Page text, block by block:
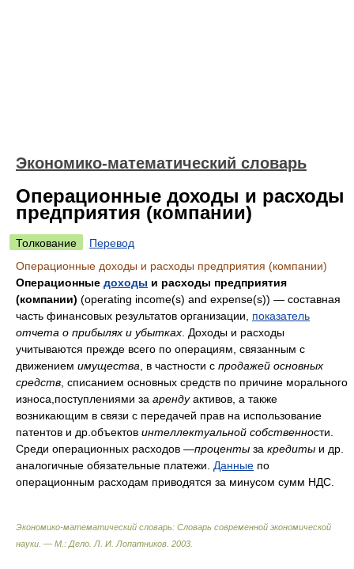
Экономико-математический словарь
Операционные доходы и расходы
предприятия (компании)
Толкование
Перевод
Операционные доходы и расходы предприятия (компании)
Операционные доходы и расходы предприятия
(компании) (operating income(s) and expense(s)) — составная
часть финансовых результатов организации, показатель
отчета о прибылях и убытках . Доходы и расходы
учитываются прежде всего по операциям, связанным с
движением имущества , в частности с продажей основных
средств , списанием основных средств по причине морального
износа,поступлениями за арендуактивов, а также
возникающим в связи с передачей прав на использование
патентов и др.объектов интеллектуальной собственности.
Среди операционных расходов —проценты за кредиты и др.
аналогичные обязательные платежи. Данные по
операционным расходам приводятся за минусом сумм НДС.
Экономико-математический словарь: Словарь современной экономической
науки. — М.: Дело Л. И. Лопатников 2003